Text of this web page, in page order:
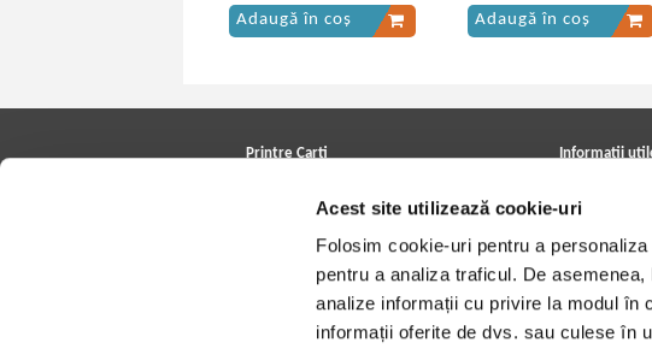
Acest site utilizează cookie-uri
Folosim cookie-uri pentru a
pentru a analiza traficul. De
analize informații cu privire la modul în
informații oferite de dvs. sau culese în
Adaugă în coș Adaugă în coș
Printre Carti
Cele mai căutate cărți
Blog Printre Carti
Cărţi sub 5 lei
Cărţi sub 8 lei
Informatii
Achizitii viniluri,
Cum cumpar?
Politica de livrare
Retur comenzi
Angajari - Cariere